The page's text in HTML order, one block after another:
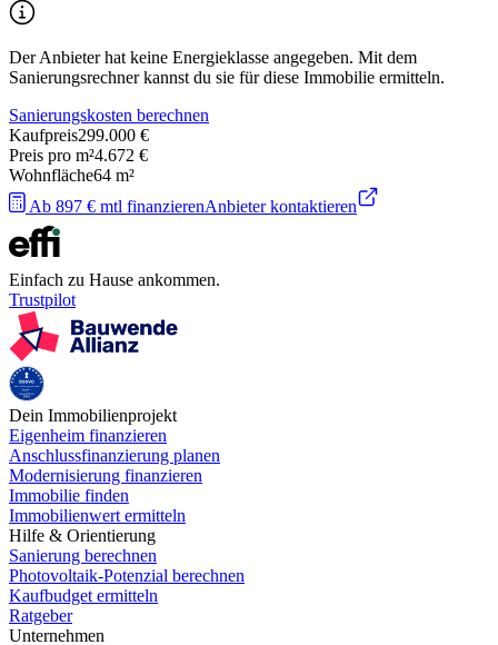
Der Anbieter hat keine Energieklasse angegeben. Mit dem
Sanierungsrechner kannst du sie für diese Immobilie ermitteln.
Sanierungskosten berechnen
Kaufpreis299.000 €
Preis pro m²4.672 €
Wohnfläche64 m²
Ab 897 € mtl finanzierenAnbieter kontaktieren
Einfach zu Hause ankommen.
Trustpilot
Dein Immobilienprojekt
Eigenheim finanzieren
Anschlussfinanzierung planen
Modernisierung finanzieren
Immobilie finden
Immobilienwert ermitteln
Hilfe & Orientierung
Sanierung berechnen
Photovoltaik-Potenzial berechnen
Kaufbudget ermitteln
Ratgeber
Unternehmen